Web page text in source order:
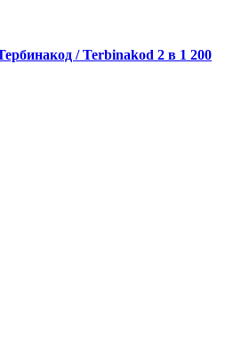
/ Terbinakod 2 в 1 200